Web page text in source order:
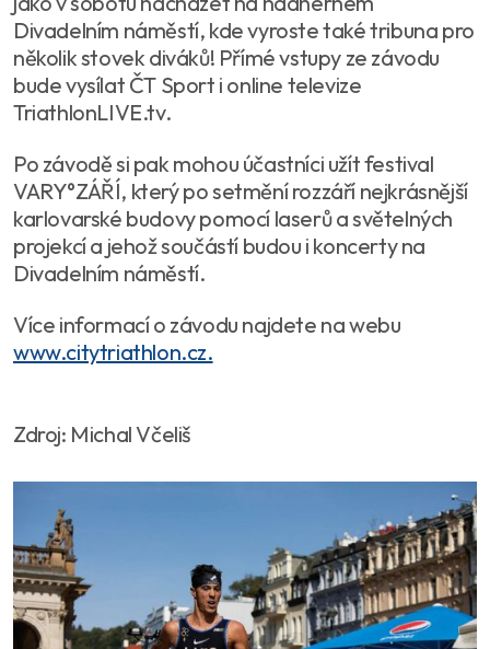
Divadelním náměstí, kde vyroste také tribuna pro
několik stovek diváků! Přímé vstupy ze závodu
bude vysílat ČT Sport i online televize
TriathlonLIVE.tv.
Po závodě si pak mohou účastníci užít festival
VARY°ZÁŘÍ, který po setmění rozzáří nejkrásnější
karlovarské budovy pomocí laserů a světelných
projekcí a jehož součástí budou i koncerty na
Divadelním náměstí.
Více informací o závodu najdete na webu
www.citytriathlon.cz.
Zdroj: Michal Včeliš